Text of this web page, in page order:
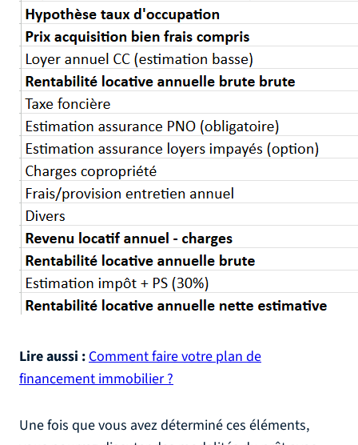
Lire aussi :Comment faire votre plan de
financement immobilier ?
Une fois que vous avez déterminé ces éléments,